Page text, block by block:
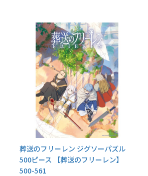
葬送のフリーレン ジグソーパズル
500ピース 【葬送のフリーレン】
500-561